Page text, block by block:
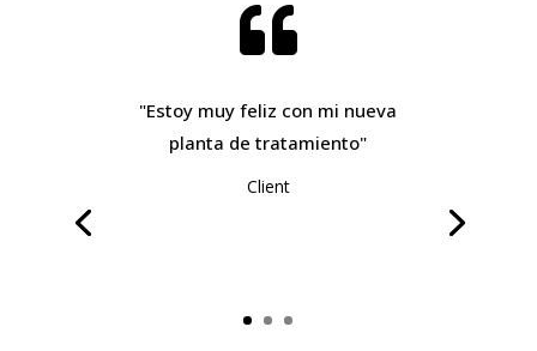

"Estoy muy feliz con mi nueva
planta de tratamiento"
Client